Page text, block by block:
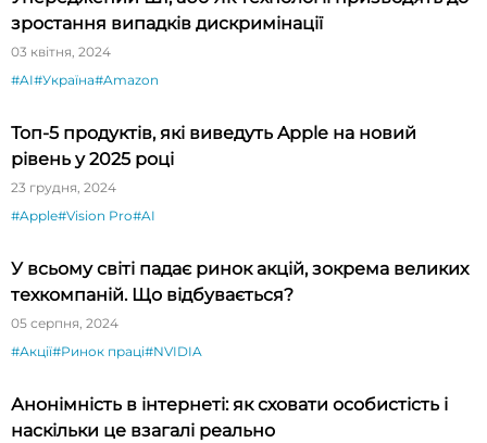
зростання випадків дискримінації
03 квітня, 2024
#AI#Україна#Amazon
Топ-5 продуктів, які виведуть Apple на новий
рівень у 2025 році
23 грудня, 2024
#Apple#Vision Pro#AI
У всьому світі падає ринок акцій, зокрема великих
техкомпаній. Що відбувається?
05 серпня, 2024
#Акції#Ринок праці#NVIDIA
Анонімність в інтернеті: як сховати особистість і
наскільки це взагалі реально